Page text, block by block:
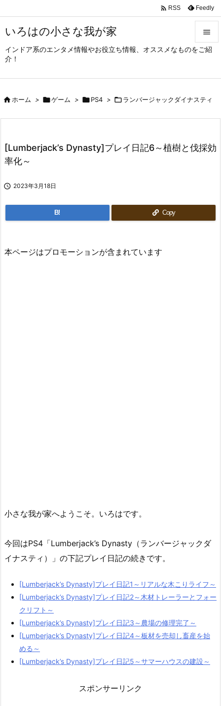
いろはの小さな我が家
インドア系のエンタメ情報やお役立ち情報、オススメなものをご紹
介！





 RSS Feedly
ホーム > ゲーム > PS4 > ランバージャックダイナスティ
[Lumberjack’s Dynasty]プレイ日記6～植樹と伐採効
率化～
 2023年3月18日
B! Copy
本ページはプロモーションが含まれています
小さな我が家へようこそ。いろはです。
今回はPS4「Lumberjack’s Dynasty（ランバージャックダ
イナスティ）」の下記プレイ日記の続きです。
[Lumberjack’s Dynasty]プレイ日記1～リアルな木こりライフ～
[Lumberjack’s Dynasty]プレイ日記2～木材トレーラーとフォー
クリフト～
[Lumberjack’s Dynasty]プレイ日記3～農場の修理完了～
[Lumberjack’s Dynasty]プレイ日記4～板材を売却し畜産を始
める～
[Lumberjack’s Dynasty]プレイ日記5～サマーハウスの建設～
スポンサーリンク